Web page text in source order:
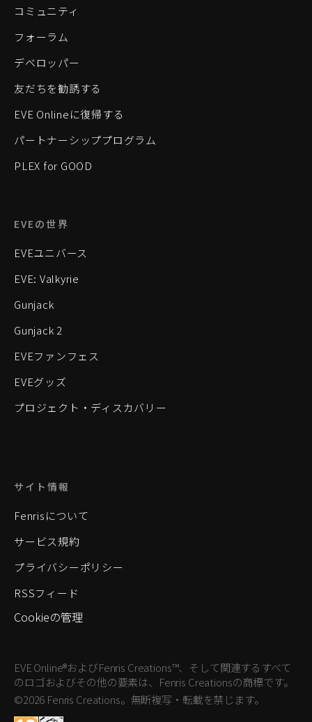
コミュニティ
フォーラム
デベロッパー
友だちを勧誘する
EVE Onlineに復帰する
パートナーシッププログラム
PLEX for GOOD
EVEの世界
EVEユニバース
EVE: Valkyrie
Gunjack
Gunjack 2
EVEファンフェス
EVEグッズ
プロジェクト・ディスカバリー
サイト情報
Fenrisについて
サービス規約
プライバシーポリシー
RSSフィード
Cookieの管理
EVE Online®およびFenris Creations™、そして関連するすべて
のロゴおよびその他の要素は、Fenris Creationsの商標です。
©2026 Fenris Creations。無断複写・転載を禁じます。